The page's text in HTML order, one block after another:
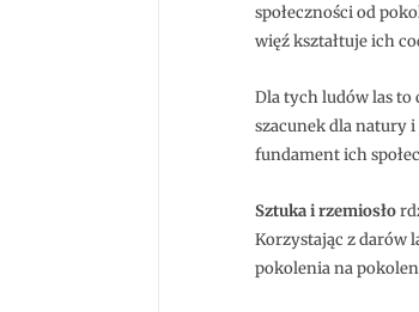
społeczności od
więź kształtuje ich
Dla tych ludów las to
szacunek dla natury
fundament ich
Sztuka i rzemiosło
Korzystając z darów
pokolenia na